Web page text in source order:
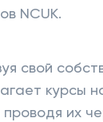
NCUK.
свой
курсы
проводя их